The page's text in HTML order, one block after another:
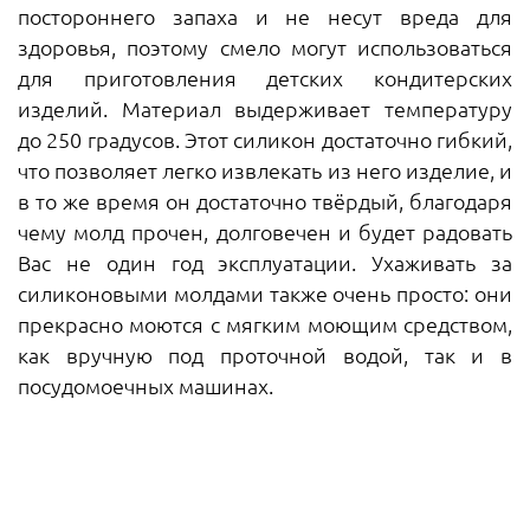
постороннего запаха и не несут вреда для
здоровья, поэтому смело могут использоваться
для приготовления детских кондитерских
изделий. Материал выдерживает температуру
до 250 градусов. Этот силикон достаточно гибкий,
что позволяет легко извлекать из него изделие, и
в то же время он достаточно твёрдый, благодаря
чему молд прочен, долговечен и будет радовать
Вас не один год эксплуатации. Ухаживать за
силиконовыми молдами также очень просто: они
прекрасно моются с мягким моющим средством,
как вручную под проточной водой, так и в
посудомоечных машинах.